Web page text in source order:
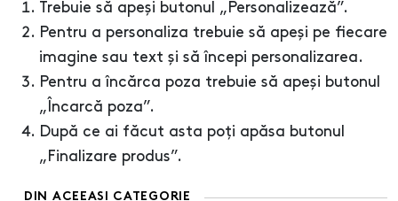
Trebuie să apeși butonul „Personalizează”.
Pentru a personaliza trebuie să apeși pe fiecare
imagine sau text și să începi personalizarea.
Pentru a încărca poza trebuie să apeși butonul
„Încarcă poza”.
După ce ai făcut asta poți apăsa butonul
„Finalizare produs”.
DIN ACEEASI CATEGORIE